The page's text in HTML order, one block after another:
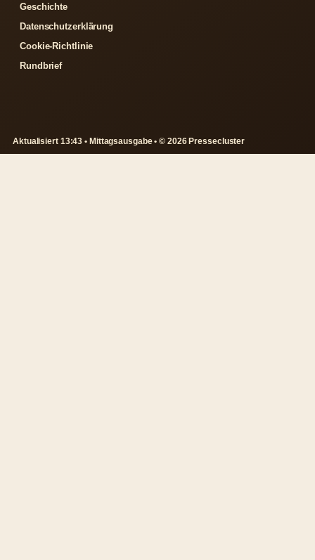
Geschichte
Datenschutzerklärung
Cookie-Richtlinie
Rundbrief
Aktualisiert 13:43 • Mittagsausgabe • © 2026 Pressecluster